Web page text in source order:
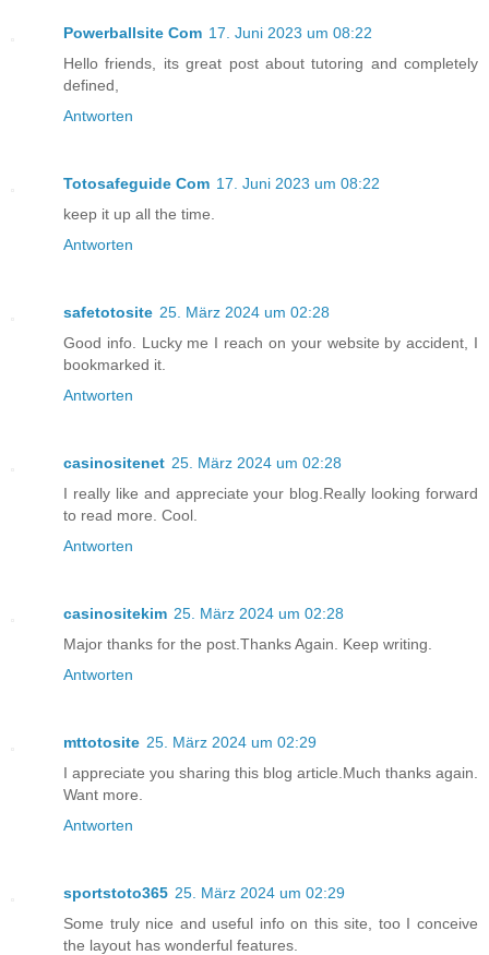
Powerballsite Com 17. Juni 2023 um 08:22
Hello friends, its great post about tutoring and completely
defined,
Antworten
Totosafeguide Com 17. Juni 2023 um 08:22
keep it up all the time.
Antworten
safetotosite 25. März 2024 um 02:28
Good info. Lucky me I reach on your website by accident, I
bookmarked it.
Antworten
casinositenet 25. März 2024 um 02:28
I really like and appreciate your blog.Really looking forward
to read more. Cool.
Antworten
casinositekim 25. März 2024 um 02:28
Major thanks for the post.Thanks Again. Keep writing.
Antworten
mttotosite 25. März 2024 um 02:29
I appreciate you sharing this blog article.Much thanks again.
Want more.
Antworten
sportstoto365 25. März 2024 um 02:29
Some truly nice and useful info on this site, too I conceive
the layout has wonderful features.